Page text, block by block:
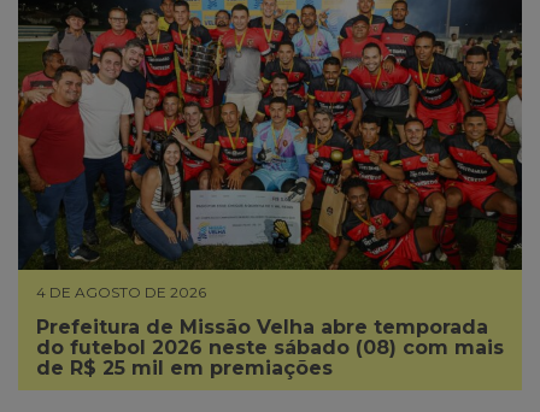
4 DE AGOSTO DE 2026
Prefeitura de Missão Velha abre temporada
do futebol 2026 neste sábado (08) com mais
de R$ 25 mil em premiações